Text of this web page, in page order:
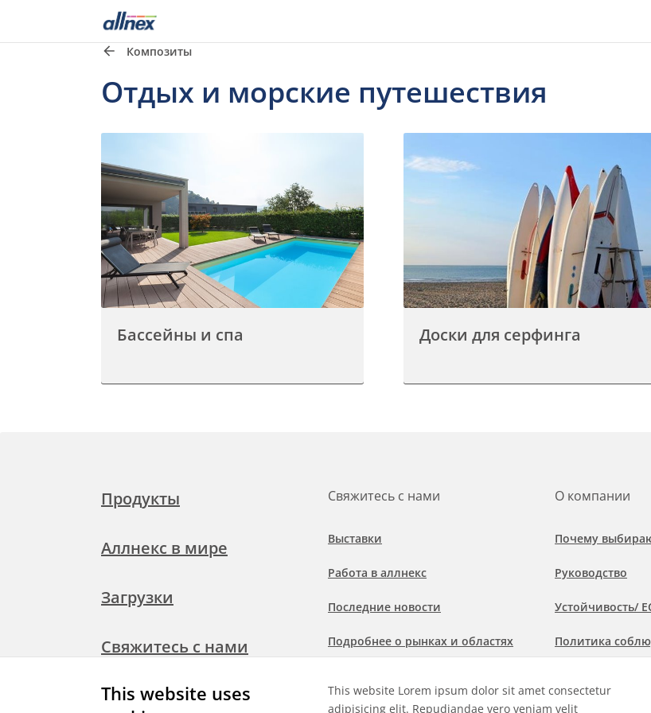
This website uses
This website Lorem ipsum dolor sit amet consectetur
adipisicing elit. Repudiandae vero veniam velit
Композиты
Отдых и морские путешествия
Бассейны и спа Доски для серфинга
Продукты
Аллнекс в мире
Загрузки
Свяжитесь с нами
Свяжитесь с нами
Выставки
Работа в аллнекс
Последние новости
Подробнее о рынках и областях
применения
О компании
Почему
Руководство
Устойчивость/
Политика